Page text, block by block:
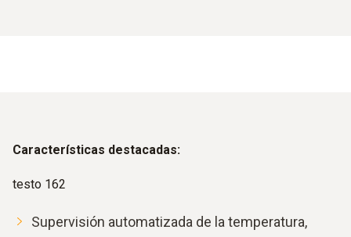
Características destacadas:
testo 162
Supervisión automatizada de la temperatura,